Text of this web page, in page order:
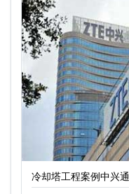
冷却塔工程案例中兴通